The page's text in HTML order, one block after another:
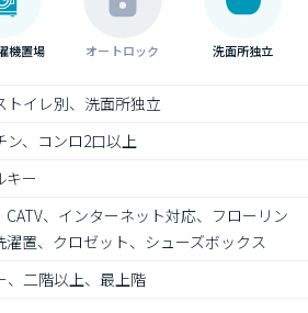
機置場 オートロック 洗面所独立
トイレ別、洗面所独立
ン、コンロ2口以上
キー
CATV、インターネット対応、フローリン
濯置、クロゼット、シューズボックス
、二階以上、最上階